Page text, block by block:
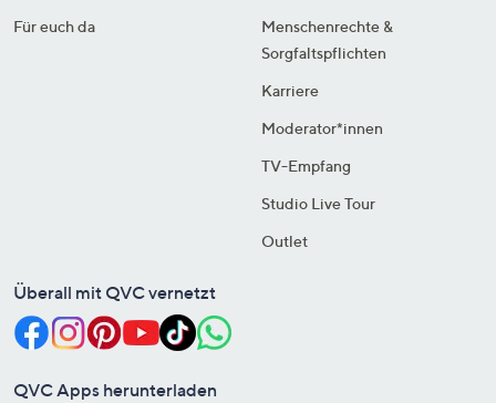
Für euch da
Menschenrechte &
Sorgfaltspflichten
Karriere
Moderator*innen
TV-Empfang
Studio Live Tour
Outlet
Überall mit QVC vernetzt
QVC Apps herunterladen